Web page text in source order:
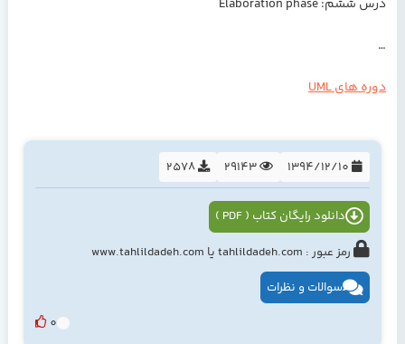
درس ششم: Elaboration phase
…
دوره های UML
29143
2578
دانلود رایگان کتاب ( PDF )
رمز عبور : tahlildadeh.com یا www.tahlildadeh.com
سوالات و نظرات
0